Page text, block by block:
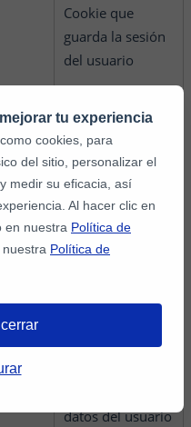
Cookie que
guarda la sesión
del usuario
Cookie que
genera
automáticamente
asp.net la
primera vez que
datos del usuario
tu experiencia
cookies, para
del sitio, personalizar el
medir su eficacia, así
Al hacer clic en
en nuestra Política de
nuestra Política de